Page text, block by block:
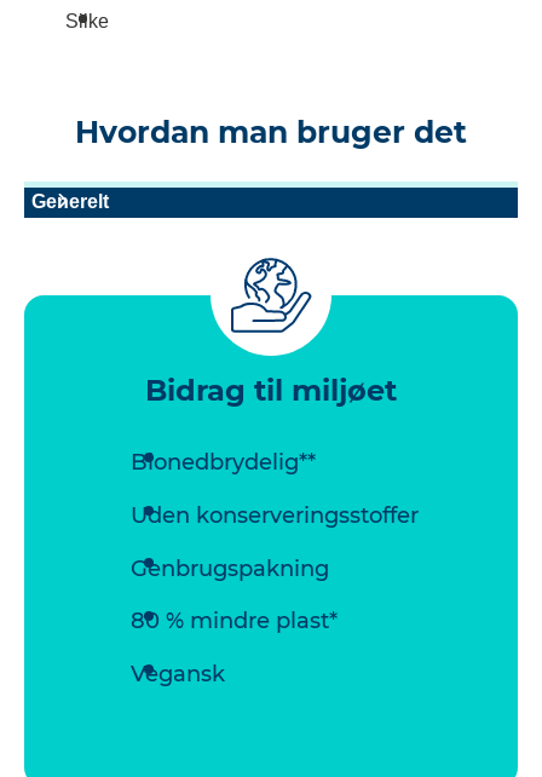
Silke
Hvordan man bruger det
Generelt
Bidrag til miljøet
Bionedbrydelig**
Uden konserveringsstoffer
Genbrugspakning
80 % mindre plast*
Vegansk